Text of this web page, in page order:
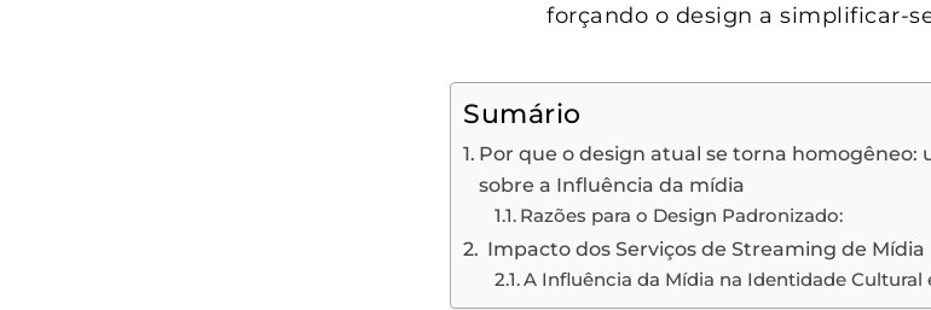
forçando o design a simplificar-
Sumário
Por que o design atual se torna homogêneo:
sobre a Influência da mídia
Razões para o Design Padronizado:
Impacto dos Serviços de Streaming de Mídia
A Influência da Mídia na Identidade Cultural